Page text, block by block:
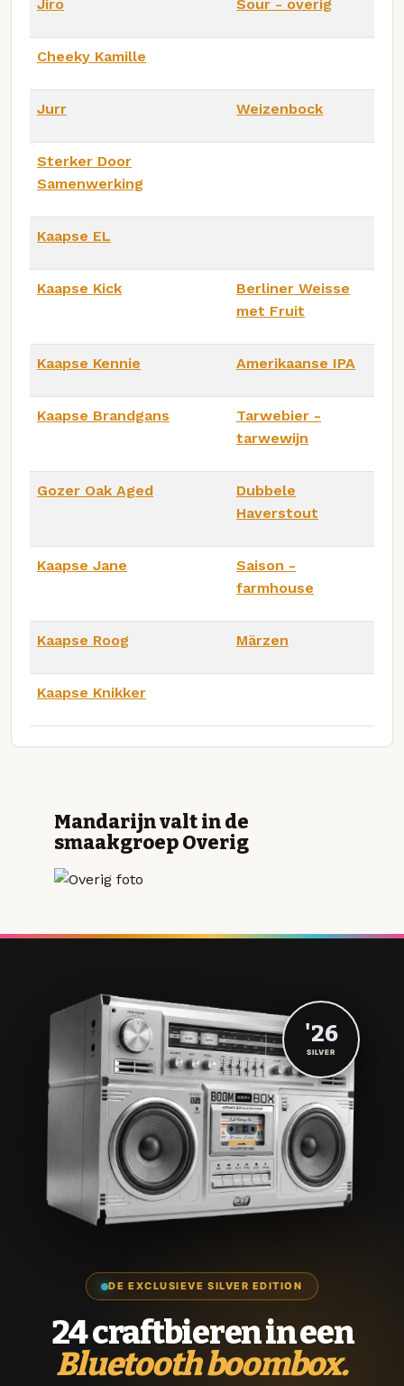
Jiro Sour - overig
Cheeky Kamille
Jurr Weizenbock
Sterker Door
Samenwerking
Kaapse EL
Kaapse Kick
Berliner Weisse
met Fruit
Kaapse Kennie Amerikaanse IPA
Kaapse Brandgans
Tarwebier -
tarwewijn
Gozer Oak Aged
Dubbele
Haverstout
Kaapse Jane
Saison -
farmhouse
Kaapse Roog Märzen
Kaapse Knikker
Mandarijn valt in de
smaakgroep Overig
DE EXCLUSIEVE SILVER EDITION
24 craftbieren in een
Bluetooth boombox.
'26
SILVER